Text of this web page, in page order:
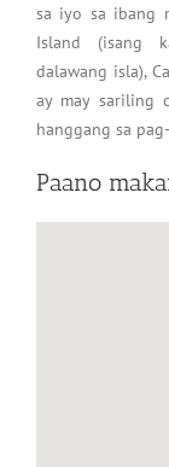
sa iyo sa ibang
Island (isang
dalawang isla),
ay may sariling
hanggang sa
Paano